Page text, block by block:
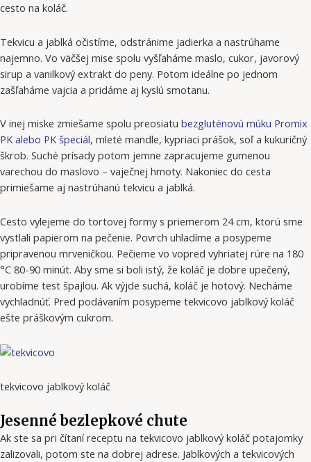
cesto na koláč.
Tekvicu a jablká očistíme, odstránime jadierka a nastrúhame
najemno. Vo väčšej mise spolu vyšľaháme maslo, cukor, javorový
sirup a vanilkový extrakt do peny. Potom ideálne po jednom
zašľaháme vajcia a pridáme aj kyslú smotanu.
V inej miske zmiešame spolu preosiatu bezgluténovú múku Promix
PK alebo PK špeciál, mleté mandle, kypriaci prášok, soľ a kukuričný
škrob. Suché prísady potom jemne zapracujeme gumenou
varechou do maslovo – vaječnej hmoty. Nakoniec do cesta
primiešame aj nastrúhanú tekvicu a jablká.
Cesto vylejeme do tortovej formy s priemerom 24 cm, ktorú sme
vystlali papierom na pečenie. Povrch uhladíme a posypeme
pripravenou mrveničkou. Pečieme vo vopred vyhriatej rúre na 180
°C 80-90 minút. Aby sme si boli istý, že koláč je dobre upečený,
urobíme test špajlou. Ak výjde suchá, koláč je hotový. Necháme
vychladnúť. Pred podávaním posypeme tekvicovo jablkový koláč
ešte práškovým cukrom.
tekvicovo jablkový koláč
Jesenné bezlepkové chute
Ak ste sa pri čítaní receptu na tekvicovo jablkový koláč potajomky
zalizovali, potom ste na dobrej adrese. Jablkových a tekvicových